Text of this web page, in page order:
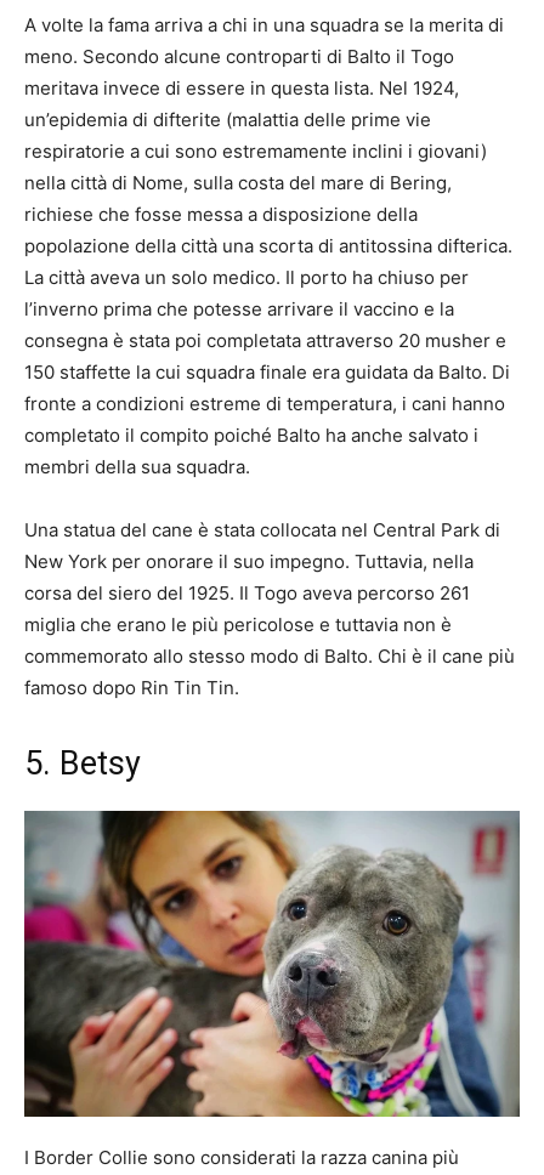
A volte la fama arriva a chi in una squadra se la merita di
meno. Secondo alcune controparti di Balto il Togo
meritava invece di essere in questa lista. Nel 1924,
un’epidemia di difterite (malattia delle prime vie
respiratorie a cui sono estremamente inclini i giovani)
nella città di Nome, sulla costa del mare di Bering,
richiese che fosse messa a disposizione della
popolazione della città una scorta di antitossina difterica.
La città aveva un solo medico. Il porto ha chiuso per
l’inverno prima che potesse arrivare il vaccino e la
consegna è stata poi completata attraverso 20 musher e
150 staffette la cui squadra finale era guidata da Balto. Di
fronte a condizioni estreme di temperatura, i cani hanno
completato il compito poiché Balto ha anche salvato i
membri della sua squadra.
Una statua del cane è stata collocata nel Central Park di
New York per onorare il suo impegno. Tuttavia, nella
corsa del siero del 1925. Il Togo aveva percorso 261
miglia che erano le più pericolose e tuttavia non è
commemorato allo stesso modo di Balto. Chi è il cane più
famoso dopo Rin Tin Tin.
5. Betsy
I Border Collie sono considerati la razza canina più